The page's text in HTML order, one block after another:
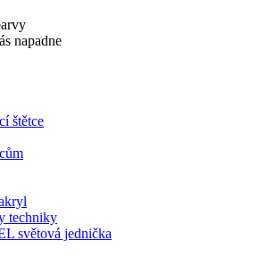
napadne
štětce
techniky
světová jednička